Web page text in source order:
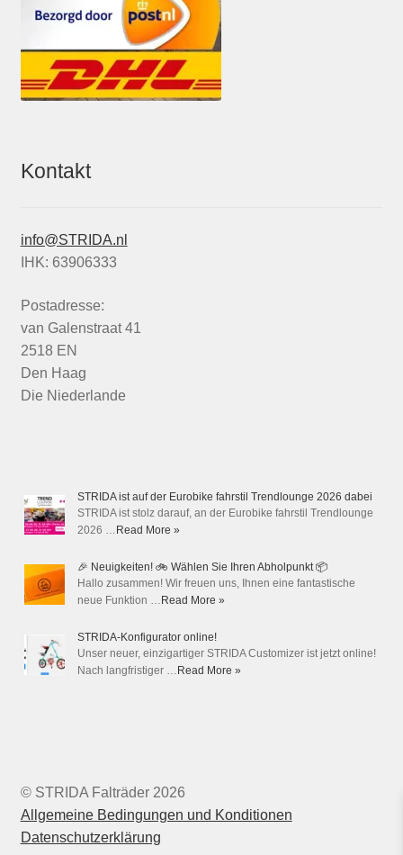
Kontakt
info@STRIDA.nl
IHK: 63906333
Postadresse:
van Galenstraat 41
2518 EN
Den Haag
Die Niederlande
STRIDA ist auf der Eurobike fahrstil Trendlounge 2026 dabei
STRIDA ist stolz darauf, an der Eurobike fahrstil Trendlounge
2026 …Read More »
🎉 Neuigkeiten! 🚲 Wählen Sie Ihren Abholpunkt 📦
Hallo zusammen! Wir freuen uns, Ihnen eine fantastische
neue Funktion …Read More »
STRIDA-Konfigurator online!
Unser neuer, einzigartiger STRIDA Customizer ist jetzt online!
Nach langfristiger …Read More »
© STRIDA Falträder 2026
Allgemeine Bedingungen und Konditionen
Datenschutzerklärung